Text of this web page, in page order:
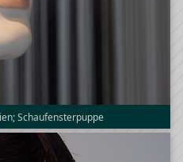
Schaufensterpuppe